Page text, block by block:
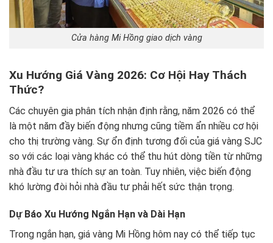
Cửa hàng Mi Hồng giao dịch vàng
Xu Hướng Giá Vàng 2026: Cơ Hội Hay Thách
Thức?
Các chuyên gia phân tích nhận định rằng, năm 2026 có thể
là một năm đầy biến động nhưng cũng tiềm ẩn nhiều cơ hội
cho thị trường vàng. Sự ổn định tương đối của giá vàng SJC
so với các loại vàng khác có thể thu hút dòng tiền từ những
nhà đầu tư ưa thích sự an toàn. Tuy nhiên, việc biến động
khó lường đòi hỏi nhà đầu tư phải hết sức thận trọng.
Dự Báo Xu Hướng Ngắn Hạn và Dài Hạn
Trong ngắn hạn, giá vàng Mi Hồng hôm nay có thể tiếp tục